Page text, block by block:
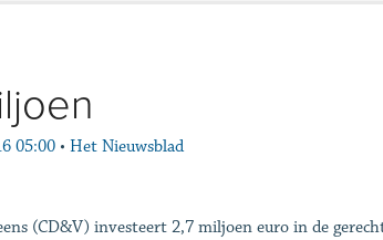
05:00 • Het Nieuwsblad
(CD&V) investeert 2,7 miljoen euro in de